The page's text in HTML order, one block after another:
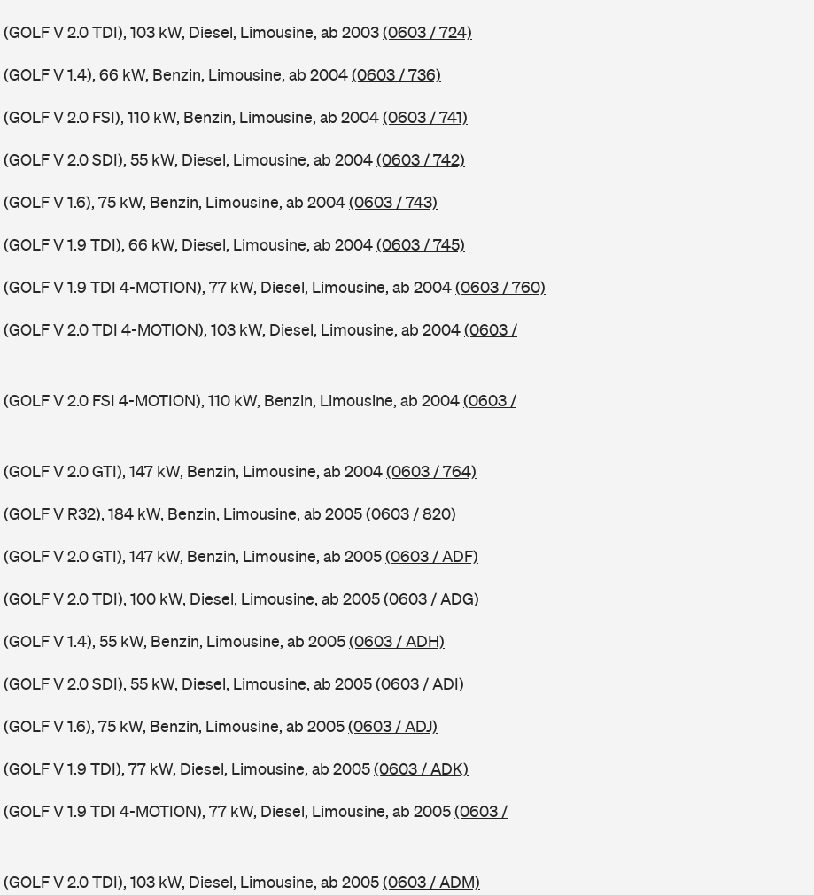
(GOLF V 2.0 TDI), 103 kW, Diesel, Limousine, ab 2003(0603 / 724)
(GOLF V 1.4), 66 kW, Benzin, Limousine, ab 2004(0603 / 736)
(GOLF V 2.0 FSI), 110 kW, Benzin, Limousine, ab 2004(0603 / 741)
(GOLF V 2.0 SDI), 55 kW, Diesel, Limousine, ab 2004(0603 / 742)
(GOLF V 1.6), 75 kW, Benzin, Limousine, ab 2004(0603 / 743)
(GOLF V 1.9 TDI), 66 kW, Diesel, Limousine, ab 2004(0603 / 745)
(GOLF V 1.9 TDI 4-MOTION), 77 kW, Diesel, Limousine, ab 2004(0603 / 760)
(GOLF V 2.0 TDI 4-MOTION), 103 kW, Diesel, Limousine, ab 2004(0603 /
(GOLF V 2.0 FSI 4-MOTION), 110 kW, Benzin, Limousine, ab 2004(0603 /
(GOLF V 2.0 GTI), 147 kW, Benzin, Limousine, ab 2004(0603 / 764)
(GOLF V R32), 184 kW, Benzin, Limousine, ab 2005(0603 / 820)
(GOLF V 2.0 GTI), 147 kW, Benzin, Limousine, ab 2005(0603 / ADF)
(GOLF V 2.0 TDI), 100 kW, Diesel, Limousine, ab 2005(0603 / ADG)
(GOLF V 1.4), 55 kW, Benzin, Limousine, ab 2005(0603 / ADH)
(GOLF V 2.0 SDI), 55 kW, Diesel, Limousine, ab 2005(0603 / ADI)
(GOLF V 1.6), 75 kW, Benzin, Limousine, ab 2005(0603 / ADJ)
(GOLF V 1.9 TDI), 77 kW, Diesel, Limousine, ab 2005(0603 / ADK)
(GOLF V 1.9 TDI 4-MOTION), 77 kW, Diesel, Limousine, ab 2005(0603 /
(GOLF V 2.0 TDI), 103 kW, Diesel, Limousine, ab 2005(0603 / ADM)